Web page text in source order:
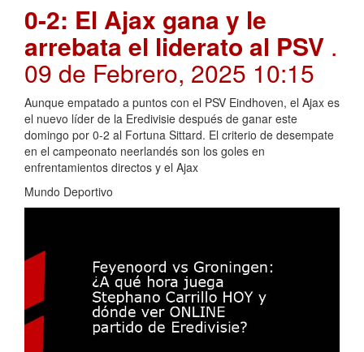
0-2: El Ajax gana y le
arrebata el liderato al PSV .
09 de Febrero, 2025 10:15
Aunque empatado a puntos con el PSV Eindhoven, el Ajax es
el nuevo líder de la Eredivisie después de ganar este
domingo por 0-2 al Fortuna Sittard. El criterio de desempate
en el campeonato neerlandés son los goles en
enfrentamientos directos y el Ajax
Mundo Deportivo